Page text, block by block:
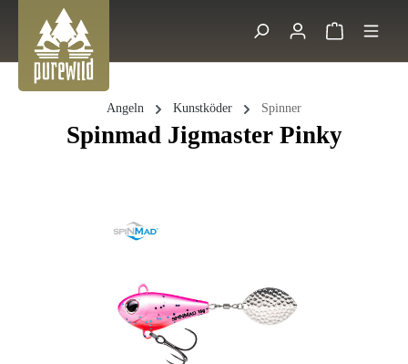
Zum Hauptinhalt springen
Suche
Angeln Kunstköder Spinner
Spinmad Jigmaster Pinky